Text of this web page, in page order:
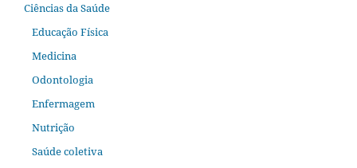
Ciências da Saúde
Educação Física
Medicina
Odontologia
Enfermagem
Nutrição
Saúde coletiva